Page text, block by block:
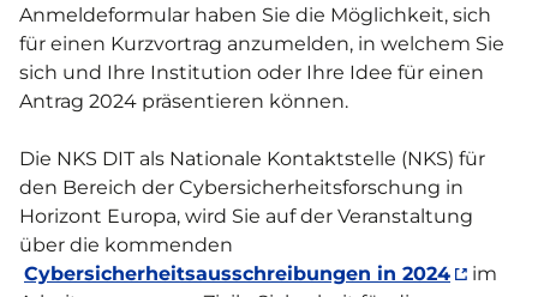
Anmeldeformular haben Sie die Möglichkeit, sich
für einen Kurzvortrag anzumelden, in welchem Sie
sich und Ihre Institution oder Ihre Idee für einen
Antrag 2024 präsentieren können.
Die NKS DIT als Nationale Kontaktstelle (NKS) für
den Bereich der Cybersicherheitsforschung in
Horizont Europa, wird Sie auf der Veranstaltung
über die kommenden
Cybersicherheitsausschreibungen in 2024
im